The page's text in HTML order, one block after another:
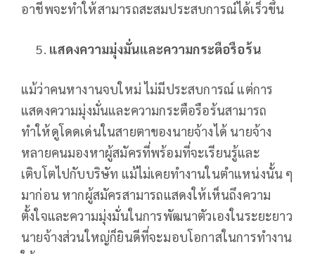
อาชีพจะทำให้สามารถสะสมประสบการณ์ได้เร็วขึ้น
แสดงความมุ่งมั่นและความกระตือรือร้น
แม้ว่าคนหางานจบใหม่ ไม่มีประสบการณ์ แต่การ
แสดงความมุ่งมั่นและความกระตือรือร้นสามารถ
ทำให้ดูโดดเด่นในสายตาของนายจ้างได้ นายจ้าง
หลายคนมองหาผู้สมัครที่พร้อมที่จะเรียนรู้และ
เติบโตไปกับบริษัท แม้ไม่เคยทำงานในตำแหน่งนั้น ๆ
มาก่อน หากผู้สมัครสามารถแสดงให้เห็นถึงความ
ตั้งใจและความมุ่งมั่นในการพัฒนาตัวเองในระยะยาว
นายจ้างส่วนใหญ่ก็ยินดีที่จะมอบโอกาสในการทำงาน